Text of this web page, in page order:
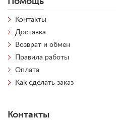
Контакты
Доставка
Возврат и обмен
Правила работы
Оплата
Как сделать заказ
Контакты